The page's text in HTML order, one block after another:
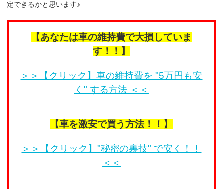
定できるかと思います♪
【あなたは車の維持費で大損していま
す！！】
＞＞【クリック】車の維持費を "5万円も安
く" する方法 ＜＜
【車を激安で買う方法！！】
＞＞【クリック】"秘密の裏技" で安く！！
＜＜